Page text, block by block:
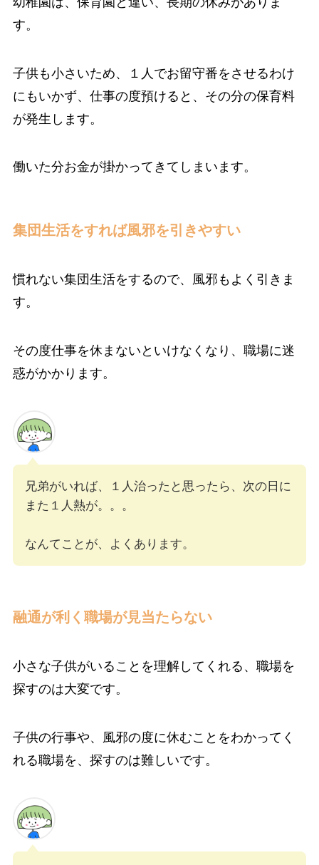
す。
子供も小さいため、１人でお留守番をさせるわけ
にもいかず、仕事の度預けると、その分の保育料
が発生します。
働いた分お金が掛かってきてしまいます。
集団生活をすれば風邪を引きやすい
慣れない集団生活をするので、風邪もよく引きま
す。
その度仕事を休まないといけなくなり、職場に迷
惑がかかります。
兄弟がいれば、１人治ったと思ったら、次の日に
また１人熱が。。。
なんてことが、よくあります。
融通が利く職場が見当たらない
小さな子供がいることを理解してくれる、職場を
探すのは大変です。
子供の行事や、風邪の度に休むことをわかってく
れる職場を、探すのは難しいです。